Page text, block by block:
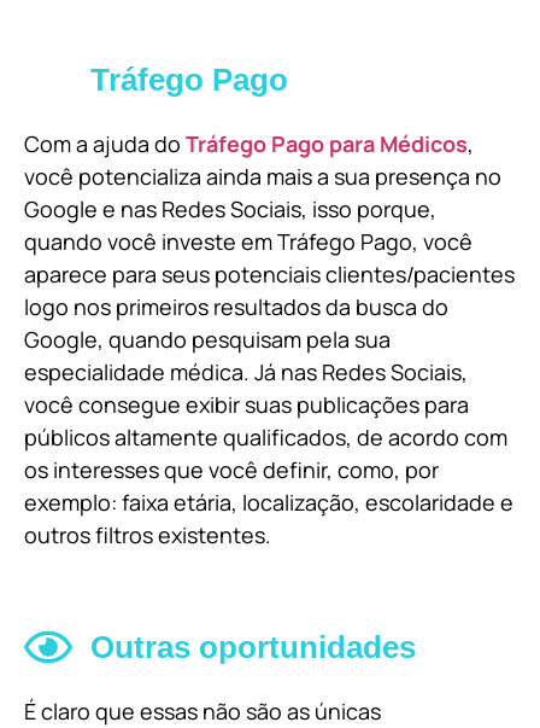
Tráfego Pago
Com a ajuda do Tráfego Pago para Médicos,
você potencializa ainda mais a sua presença no
Google e nas Redes Sociais, isso porque,
quando você investe em Tráfego Pago, você
aparece para seus potenciais clientes/pacientes
logo nos primeiros resultados da busca do
Google, quando pesquisam pela sua
especialidade médica. Já nas Redes Sociais,
você consegue exibir suas publicações para
públicos altamente qualificados, de acordo com
os interesses que você definir, como, por
exemplo: faixa etária, localização, escolaridade e
outros filtros existentes.
Outras oportunidades
É claro que essas não são as únicas